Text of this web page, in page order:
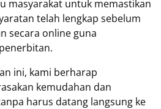
masyarakat untuk memastikan
telah lengkap sebelum
secara online guna
ini, kami berharap
kemudahan dan
harus datang langsung ke